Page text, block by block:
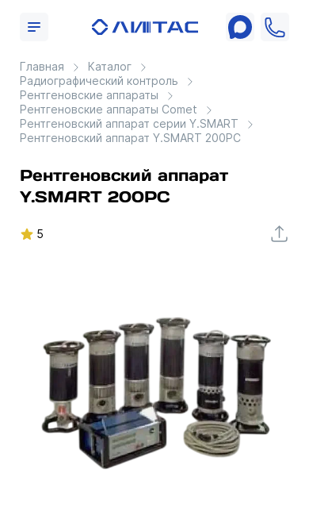
Главная
Каталог
Радиографический контроль
Рентгеновские аппараты
Рентгеновские аппараты Comet
Рентгеновский аппарат серии Y.SMART
Рентгеновский аппарат Y.SMART 200PC
Рентгеновский аппарат
Y.SMART 200PC
5